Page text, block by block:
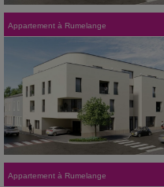
Appartement à Rumelange
Appartement à Rumelange